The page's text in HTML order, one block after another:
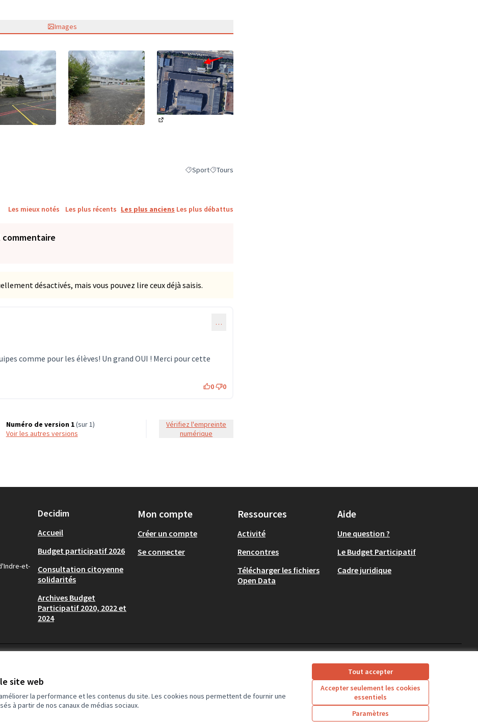
site web
la performance et les contenus du site. Les cookies nous permettent de fournir une
à partir de nos canaux de médias sociaux.
Tout accepter
Accepter seulement les cookies
essentiels
Paramètres
Images
Filtrer les résultats de la catégorie : Sport
SportFiltrer les résultats pour le secteur : Tours
Tours
Les mieux notés Les plus récents Les plus anciens Les plus débattus
commentaire
désactivés, mais vous pouvez lire ceux déjà saisis.
…
comme pour les élèves! Un grand OUI ! Merci pour cette
0 0
Numéro de version 1(sur 1)
voir les autres versions
Vérifiez l'empreinte
numérique
et-
Decidim
Accueil
Budget participatif 2026
Consultation citoyenne
solidarités
Archives Budget
Participatif 2020, 2022 et
2024
Mon compte
Créer un compte
Se connecter
Ressources
Activité
Rencontres
Télécharger les fichiers
Open Data
Aide
Une question ?
Le Budget Participatif
Cadre juridique
(Lien externe)
(Lien externe)(Lien externe)(Lien externe)
Licence Creative
(Lien externe)